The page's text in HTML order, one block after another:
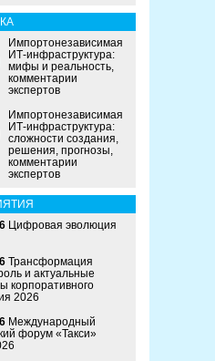
Импортонезависимая
ИТ-инфраструктура:
мифы и реальность,
комментарии
экспертов
Импортонезависимая
ИТ-инфраструктура:
сложности создания,
решения, прогнозы,
комментарии
экспертов
Цифровая эволюция
Трансформация
и актуальные
корпоративного
2026
Международный
форум «Такси»